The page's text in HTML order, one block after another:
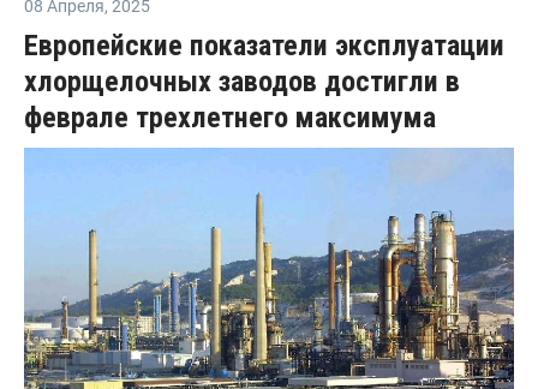
08 Апреля, 2025
Европейские показатели эксплуатации
хлорщелочных заводов достигли в
феврале трехлетнего максимума